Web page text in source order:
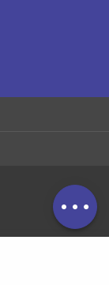
email